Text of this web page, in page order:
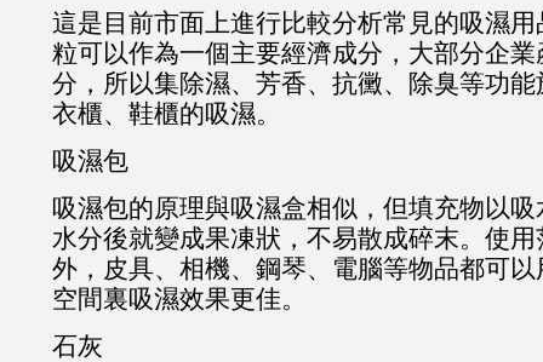
這是目前市面上進行比較分析常見的吸濕
粒可以作為一個主要經濟成分，大部分企
分，所以集除濕、芳香、抗黴、除臭等功
衣櫃、鞋櫃的吸濕。
吸濕包
吸濕包的原理與吸濕盒相似，但填充物以
水分後就變成果凍狀，不易散成碎末。使
外，皮具、相機、鋼琴、電腦等物品都可
空間裏吸濕效果更佳。
石灰